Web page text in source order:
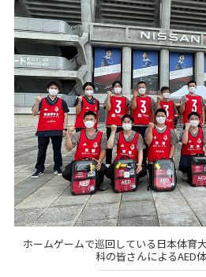
ホームゲームで巡回している日本体育
科の皆さんによるAED